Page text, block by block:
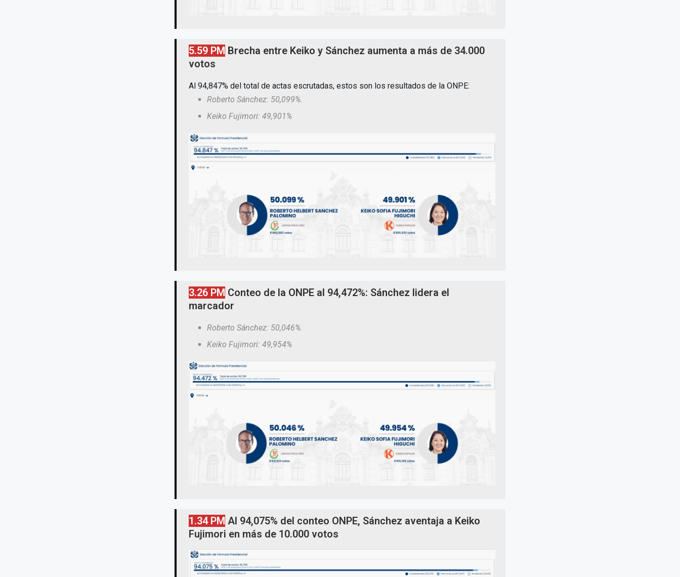
5.59 PM Brecha entre Keiko y Sánchez aumenta a más de 34.000
votos
Al 94,847% del total de actas escrutadas, estos son los resultados de la ONPE:
Roberto Sánchez: 50,099%.
Keiko Fujimori: 49,901%
3.26 PM Conteo de la ONPE al 94,472%: Sánchez lidera el
marcador
Roberto Sánchez: 50,046%.
Keiko Fujimori: 49,954%
1.34 PM Al 94,075% del conteo ONPE, Sánchez aventaja a Keiko
Fujimori en más de 10.000 votos